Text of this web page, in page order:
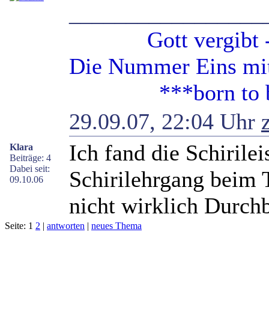
Gott vergibt -
Die Nummer Eins
***born to
Klara
Beiträge: 4
Dabei seit:
09.10.06
29.09.07, 22:04 Uhr
Ich fand die
Schirilehrgang beim
nicht wirklich
Seite: 1 2 | antworten | neues Thema